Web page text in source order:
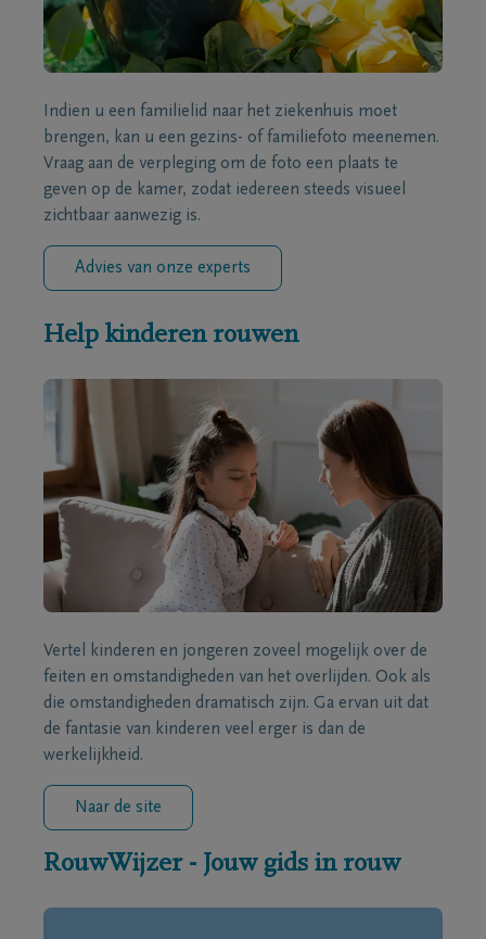
Indien u een familielid naar het ziekenhuis moet
brengen, kan u een gezins- of familiefoto meenemen.
Vraag aan de verpleging om de foto een plaats te
geven op de kamer, zodat iedereen steeds visueel
zichtbaar aanwezig is.
Advies van onze experts
Help kinderen rouwen
Vertel kinderen en jongeren zoveel mogelijk over de
feiten en omstandigheden van het overlijden. Ook als
die omstandigheden dramatisch zijn. Ga ervan uit dat
de fantasie van kinderen veel erger is dan de
werkelijkheid.
Naar de site
RouwWijzer - Jouw gids in rouw